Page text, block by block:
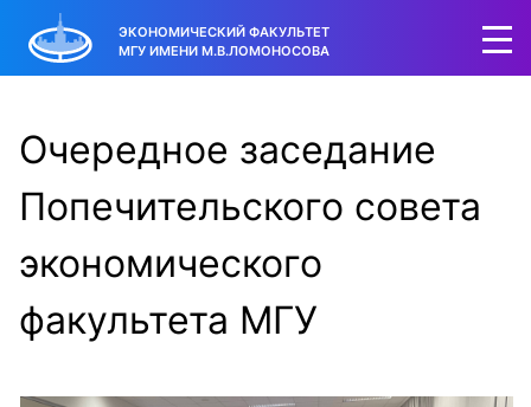
ЭКОНОМИЧЕСКИЙ ФАКУЛЬТЕТ
МГУ ИМЕНИ М.В.ЛОМОНОСОВА
Очередное заседание
Попечительского совета
экономического
факультета МГУ